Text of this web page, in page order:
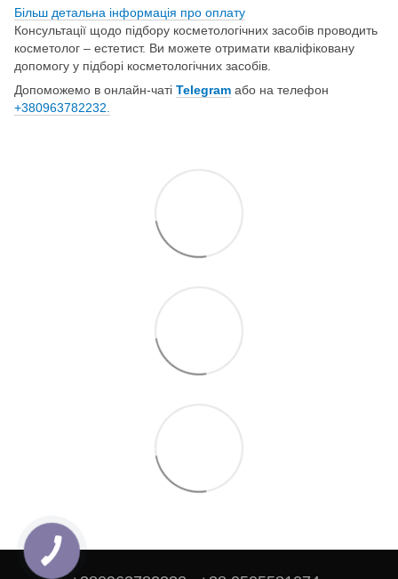
Більш детальна інформація про оплату
Консультації щодо підбору косметологічних засобів проводить
косметолог – естетист. Ви можете отримати кваліфіковану
допомогу у підборі косметологічних засобів.
Допоможемо в онлайн-чаті Telegram або на телефон
+380963782232.